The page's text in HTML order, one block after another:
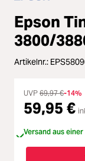
Licht
Epson
3800/
Artikelnr.:
UVP 69,97 €-14%
59,95 €
Versand aus einer